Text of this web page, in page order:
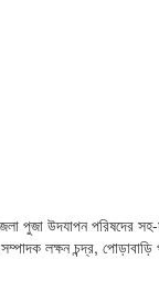
পুজা উদযাপন পরিষদের
লক্ষন চন্দ্র,